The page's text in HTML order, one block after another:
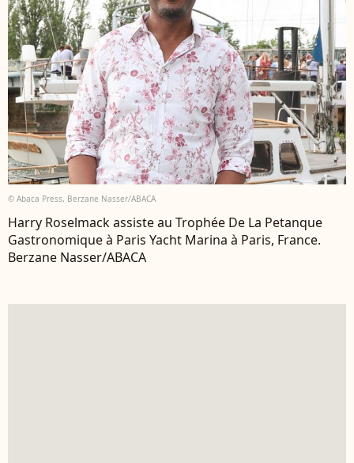
© Abaca Press, Berzane Nasser/ABACA
Harry Roselmack assiste au Trophée De La Petanque
Gastronomique à Paris Yacht Marina à Paris, France.
Berzane Nasser/ABACA